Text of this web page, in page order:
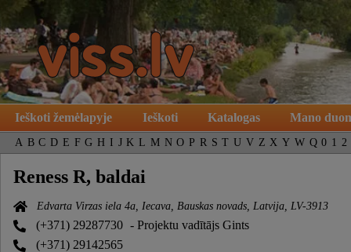
Ieškoti žemėlapyje Ieškoti Katalogas Mano
A B C D E F G H I J K L M N O P R S T U V Z X Y W Q 0 1 2
Reness R, baldai
Edvarta Virzas iela 4a, Iecava, Bauskas novads, Latvija, LV-3913
(+371) 29287730 - Projektu vadītājs Gints
(+371) 29142565